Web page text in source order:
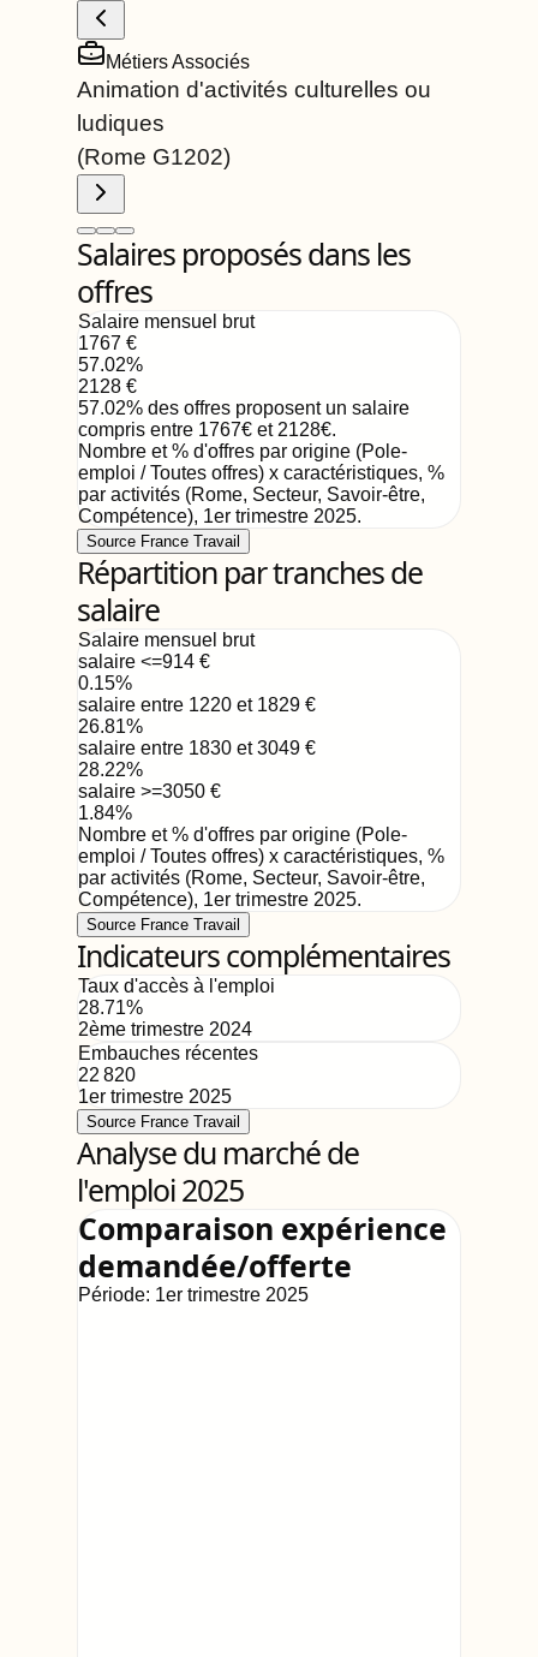
Métiers Associés
Animation d'activités culturelles ou
ludiques
(Rome G1202)
Salaires proposés dans les
offres
Salaire mensuel brut
1767 €
57.02%
2128 €
57.02% des offres proposent un salaire
compris entre 1767€ et 2128€.
Nombre et % d'offres par origine (Pole-
emploi / Toutes offres) x caractéristiques, %
par activités (Rome, Secteur, Savoir-être,
Compétence), 1er trimestre 2025.
Source France Travail
Répartition par tranches de
salaire
Salaire mensuel brut
salaire <=914 €
0.15%
salaire entre 1220 et 1829 €
26.81%
salaire entre 1830 et 3049 €
28.22%
salaire >=3050 €
1.84%
Nombre et % d'offres par origine (Pole-
emploi / Toutes offres) x caractéristiques, %
par activités (Rome, Secteur, Savoir-être,
Compétence), 1er trimestre 2025.
Source France Travail
Indicateurs complémentaires
Taux d'accès à l'emploi
28.71%
2ème trimestre 2024
Embauches récentes
22 820
1er trimestre 2025
Source France Travail
Analyse du marché de
l'emploi 2025
Comparaison expérience
demandée/offerte
Période: 1er trimestre 2025